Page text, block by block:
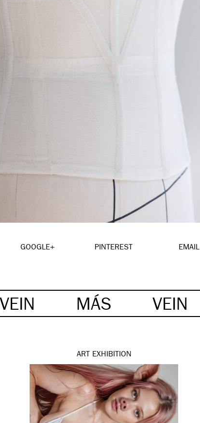
GOOGLE+ PINTEREST EMAIL
VEIN MÁS VEIN
ART EXHIBITION